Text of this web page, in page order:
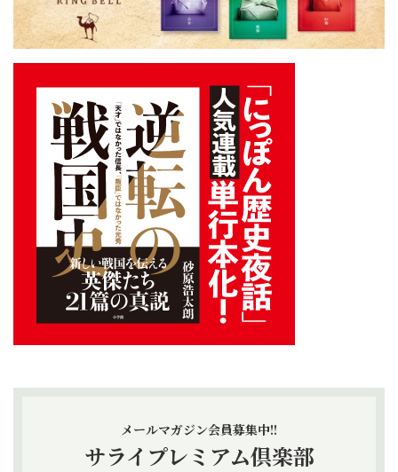
メールマガジン会員募集中!!
サライプレミアム倶楽部